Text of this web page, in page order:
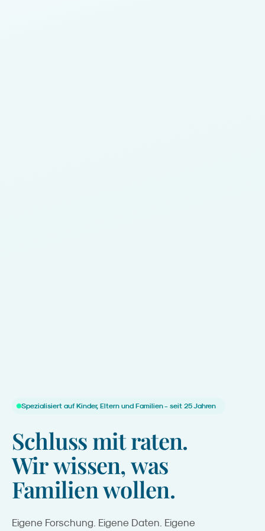
Spezialisiert auf Kinder, Eltern und Familien - seit 25 Jahren
Schlussmitraten.
Wirwissen,was
Familienwollen.
Eigene Forschung. Eigene Daten. Eigene